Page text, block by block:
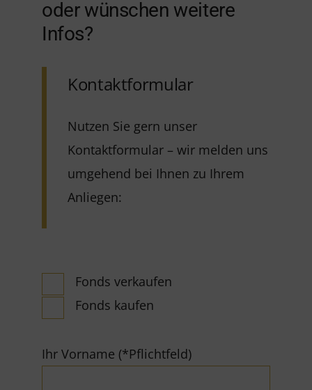
oder wünschen weitere
Infos?
Kontaktformular
Nutzen Sie gern unser
Kontaktformular – wir melden uns
umgehend bei Ihnen zu Ihrem
Anliegen:
Fonds verkaufen
Fonds kaufen
Ihr Vorname (*Pflichtfeld)